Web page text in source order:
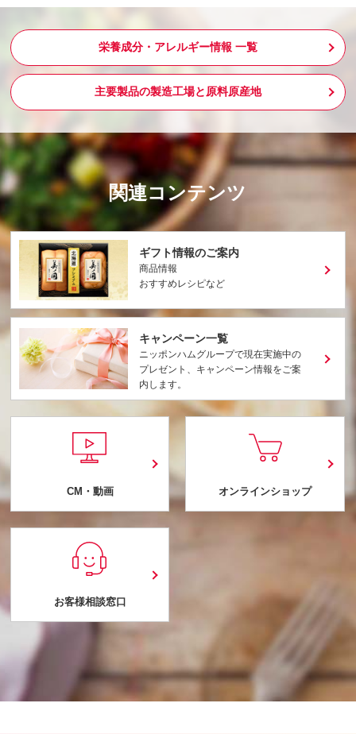
栄養成分・アレルギー情報 一覧
主要製品の製造工場と原料原産地
関連コンテンツ
ギフト情報のご案内
商品情報
おすすめレシピなど
キャンペーン一覧
ニッポンハムグループで現在実施中の
プレゼント、キャンペーン情報をご案
内します。
CM・動画 オンラインショップ
お客様相談窓口